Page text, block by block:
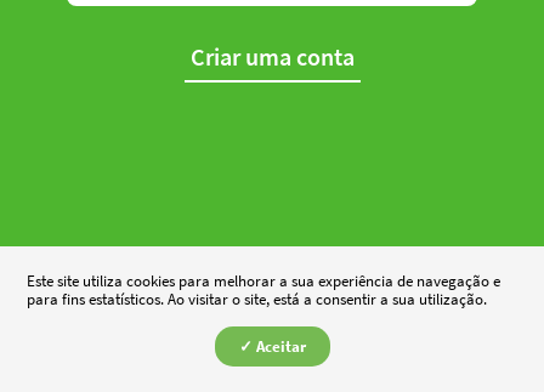
Criar uma conta
Este site utiliza cookies para melhorar a sua experiência de navegação e
para fins estatísticos. Ao visitar o site, está a consentir a sua utilização.
✓ Aceitar